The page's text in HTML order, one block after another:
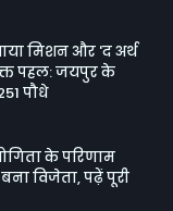
मिशन और 'द अर्थ
पहल: जयपुर के
पौधे
के परिणाम
विजेता, पढ़ें पूरी